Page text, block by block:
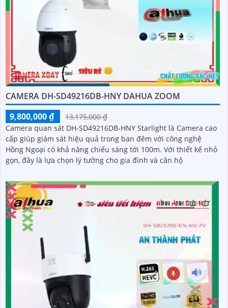
CAMERA DH-SD49216DB-HNY DAHUA ZOOM
9,800,000 ₫
13,175,000 ₫
Camera quan sát DH-SD49216DB-HNY Starlight là Camera cao
cấp giúp giám sát hiệu quả trong ban đêm với công nghệ
Hồng Ngoại có khả năng chiếu sáng tới 100m. Với thiết kế nhỏ
gọn, đây là lựa chọn lý tưởng cho gia đình và căn hộ